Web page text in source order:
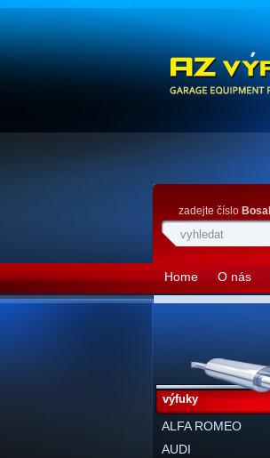
Home O nás
zadejte číslo Bosal
výfuky
ALFA ROMEO
AUDI